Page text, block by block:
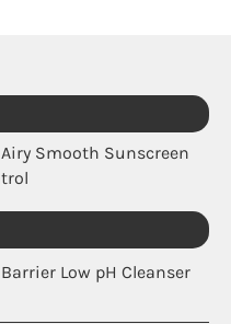
Smooth Sunscreen
Low pH Cleanser